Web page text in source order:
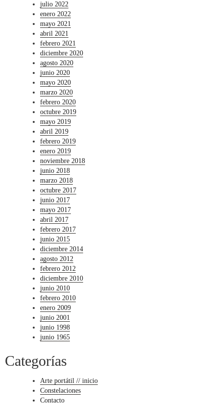
julio 2022
enero 2022
mayo 2021
abril 2021
febrero 2021
diciembre 2020
agosto 2020
junio 2020
mayo 2020
marzo 2020
febrero 2020
octubre 2019
mayo 2019
abril 2019
febrero 2019
enero 2019
noviembre 2018
junio 2018
marzo 2018
octubre 2017
junio 2017
mayo 2017
abril 2017
febrero 2017
junio 2015
diciembre 2014
agosto 2012
febrero 2012
diciembre 2010
junio 2010
febrero 2010
enero 2009
junio 2001
junio 1998
junio 1965
Categorías
Arte portátil // inicio
Constelaciones
Contacto